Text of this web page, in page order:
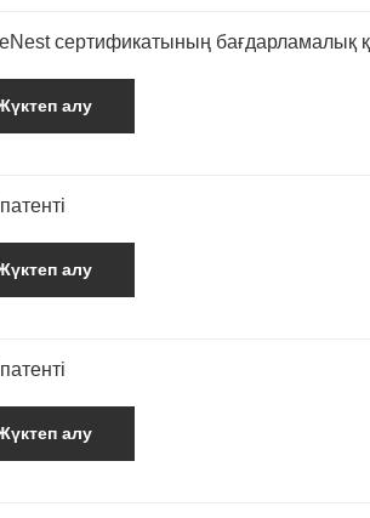
сертификатының бағдарламалық
алу
алу
алу